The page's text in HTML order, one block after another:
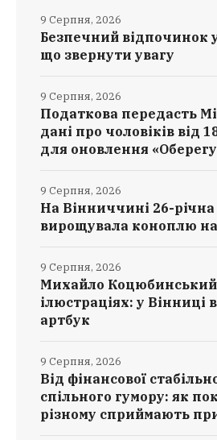
Безпечний відпочинок
що звернути увагу
9 Серпня, 2026
Податкова передасть
дані про чоловіків від
для оновлення
9 Серпня, 2026
На Вінниччині 26-
вирощувала коноплю на
9 Серпня, 2026
Михайло
ілюстраціях: у Вінниці
артбук
9 Серпня, 2026
Від фінансової
спільного гумору: як
різному сприймають
9 Серпня, 2026